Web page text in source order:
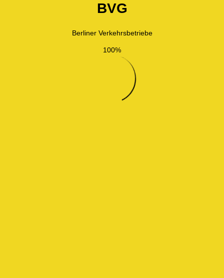
BVG
Berliner Verkehrsbetriebe
100%